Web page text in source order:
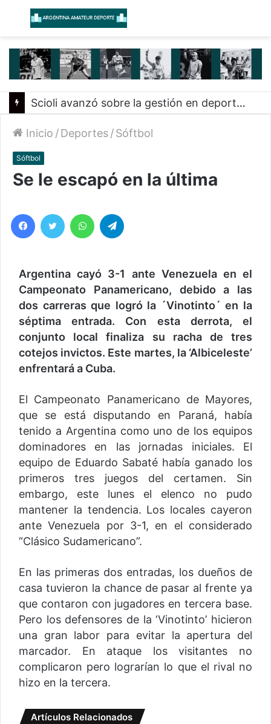
Menú
Scioli avanzó sobre la gestión en deportes con las federaciones nacionales
Inicio /Deportes/Sóftbol
Sóftbol
Se le escapó en la última
Argentina cayó 3-1 ante Venezuela en el
Campeonato Panamericano, debido a las
dos carreras que logró la ´Vinotinto´ en la
séptima entrada. Con esta derrota, el
conjunto local finaliza su racha de tres
cotejos invictos. Este martes, la ‘Albiceleste’
enfrentará a Cuba.
El Campeonato Panamericano de Mayores,
que se está disputando en Paraná, había
tenido a Argentina como uno de los equipos
dominadores en las jornadas iniciales. El
equipo de Eduardo Sabaté había ganado los
primeros tres juegos del certamen. Sin
embargo, este lunes el elenco no pudo
mantener la tendencia. Los locales cayeron
ante Venezuela por 3-1, en el considerado
“Clásico Sudamericano”.
En las primeras dos entradas, los dueños de
casa tuvieron la chance de pasar al frente ya
que contaron con jugadores en tercera base.
Pero los defensores de la ‘Vinotinto’ hicieron
una gran labor para evitar la apertura del
marcador. En ataque los visitantes no
complicaron pero lograrían lo que el rival no
hizo en la tercera.
Artículos Relacionados